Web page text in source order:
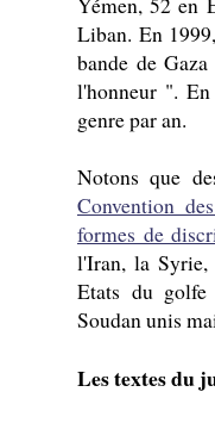
Liban. En
bande de
l'honneur ".
genre par an.
Notons que
Convention
formes de
l'Iran, la Syrie,
Etats du golfe
Soudan unis
Les textes du